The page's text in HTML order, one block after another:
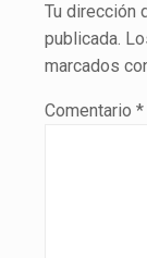
Tu dirección
publicada.
marcados
Comentario *